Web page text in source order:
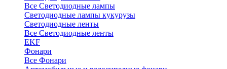
Все Светодиодные лампы
Светодиодные лампы кукурузы
Светодиодные ленты
Все Светодиодные ленты
EKF
Фонари
Все Фонари